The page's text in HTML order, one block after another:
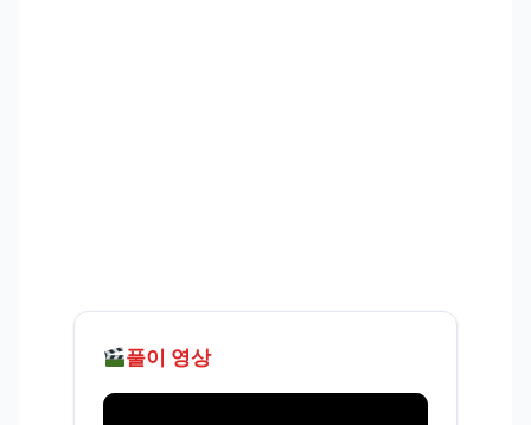
풀이 영상